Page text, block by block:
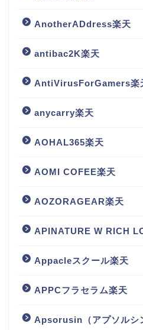
AnotherADdress楽天
antibac2K楽天
AntiVirusForGamers楽
anycarry楽天
AOHAL365楽天
AOMI COFEE楽天
AOZORAGEAR楽天
APINATURE W RICH
Appacleスクール楽天
APPCフラセラム楽天
Apsorusin（アプソルシ